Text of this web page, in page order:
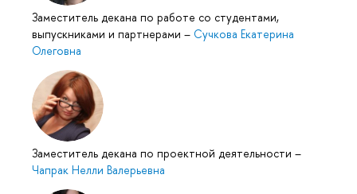
Заместитель декана по работе со студентами,
выпускниками и партнерами – Сучкова Екатерина
Олеговна
Заместитель декана по проектной деятельности –
Чапрак Нелли Валерьевна